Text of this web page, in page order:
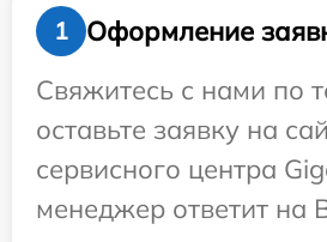
1
Оформление
Свяжитесь с нами по
оставьте заявку на
сервисного центра
менеджер ответит на